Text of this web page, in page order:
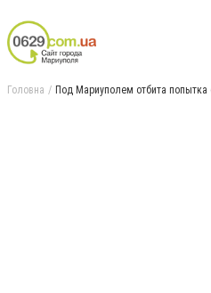
Головна Под Мариуполем отбита